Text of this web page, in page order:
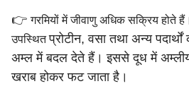
👉गरमियों में जीवाणु अधिक सक्रिय होते
उपस्थितप्रोटीन, वसा तथा अन्य पदार्थों
अम्ल में बदल देतेहैं। इससे दूध में
खराब होकर फट जाता है।